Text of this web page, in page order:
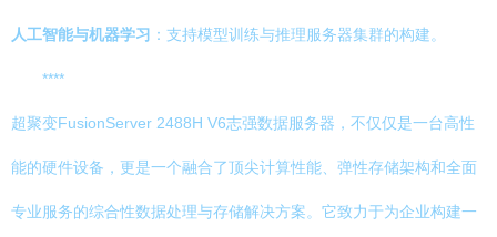
人工智能与机器学习 ：支持模型训练与推理服务器集群的构建。
****
超聚变FusionServer 2488H V6志强数据服务器，不仅仅是一台高性
能的硬件设备，更是一个融合了顶尖计算性能、弹性存储架构和全面
专业服务的综合性数据处理与存储解决方案。它致力于为企业构建一